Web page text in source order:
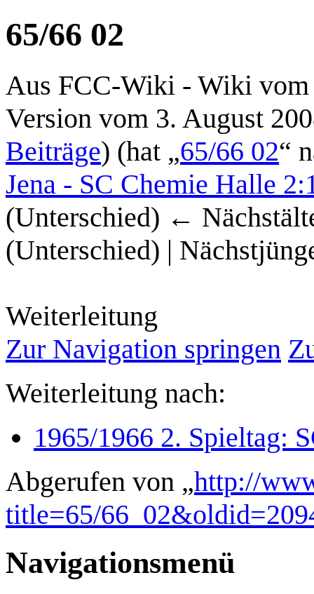
65/66 02
Aus FCC-Wiki - Wiki vom
Version vom 3. August
Beiträge) (hat „65/66 02“
Jena - SC Chemie Halle
(Unterschied) ←
(Unterschied) |
Weiterleitung
Zur Navigation springen
Weiterleitung nach:
1965/1966 2. Spieltag:
Abgerufen von „http://
title=65/
Navigationsmenü